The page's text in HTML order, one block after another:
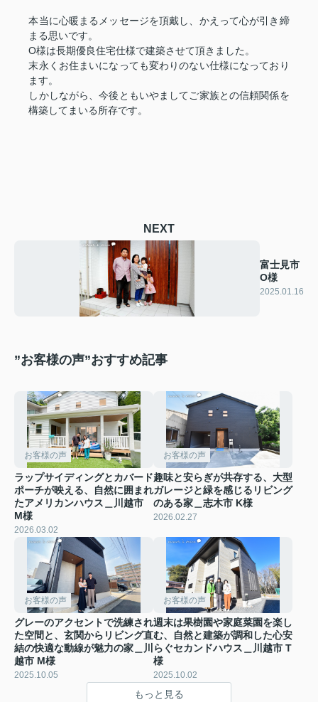
本当に心暖まるメッセージを頂戴し、かえって心が引き締
まる思いです。
O様は長期優良住宅仕様で建築させて頂きました。
末永くお住まいになっても変わりのない仕様になっており
ます。
しかしながら、今後ともいやましてご家族との信頼関係を
構築してまいる所存です。
NEXT
富士見市
O様
2025.01.16
”お客様の声”おすすめ記事
お客様の声
ラップサイディングとカバード
ポーチが映える、自然に囲まれ
たアメリカンハウス＿川越市
M様
2026.03.02
お客様の声
趣味と安らぎが共存する、大型
ガレージと緑を感じるリビング
のある家＿志木市 K様
2026.02.27
お客様の声
グレーのアクセントで洗練され
た空間と、玄関からリビング直
結の快適な動線が魅力の家＿川
越市 M様
2025.10.05
お客様の声
週末は果樹園や家庭菜園を楽し
む、自然と建築が調和した心安
らぐセカンドハウス＿川越市 T
様
2025.10.02
もっと見る